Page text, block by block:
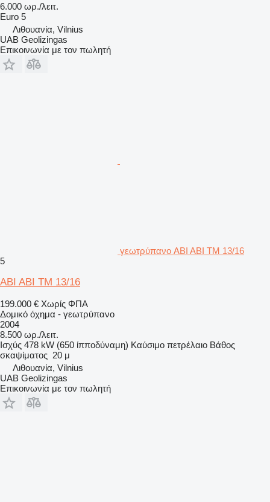
6.000 ωρ./λειτ.
Euro 5
Λιθουανία, Vilnius
UAB Geolizingas
Επικοινωνία με τον πωλητή
γεωτρύπανο ABI ABI TM 13/16
5
ABI ABI TM 13/16
199.000 € Χωρίς ΦΠΑ
Δομικό όχημα - γεωτρύπανο
2004
8.500 ωρ./λειτ.
Ισχύς 478 kW (650 ίπποδύναμη) Καύσιμο πετρέλαιο Βάθος
σκαψίματος 20 μ
Λιθουανία, Vilnius
UAB Geolizingas
Επικοινωνία με τον πωλητή